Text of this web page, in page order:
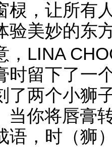
棂，让所有
验美妙的东
，LINA
时留下了一
了两个小狮
当你将唇膏
语，时（狮